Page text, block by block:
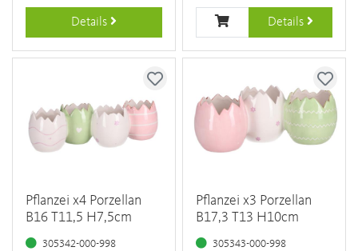
Details Details
Pflanzei x4 Porzellan
B16 T11,5 H7,5cm
305342-000-998
Pflanzei x3 Porzellan
B17,3 T13 H10cm
305343-000-998